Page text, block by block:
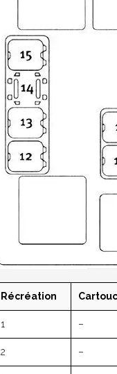
Récréation
1 –
2 –